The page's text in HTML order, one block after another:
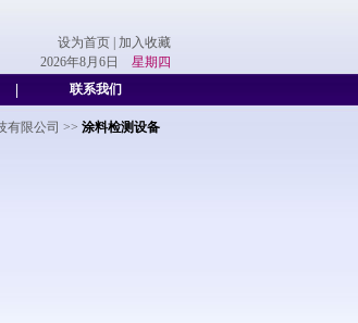
设为首页
加入收藏
2026年8月6日 星期四
联系我们
有限公司 >> 涂料检测设备